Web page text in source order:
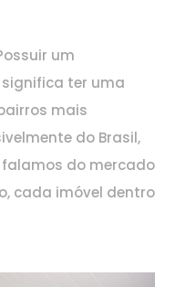
um
ter uma
mais
do Brasil,
do mercado
cada imóvel dentro